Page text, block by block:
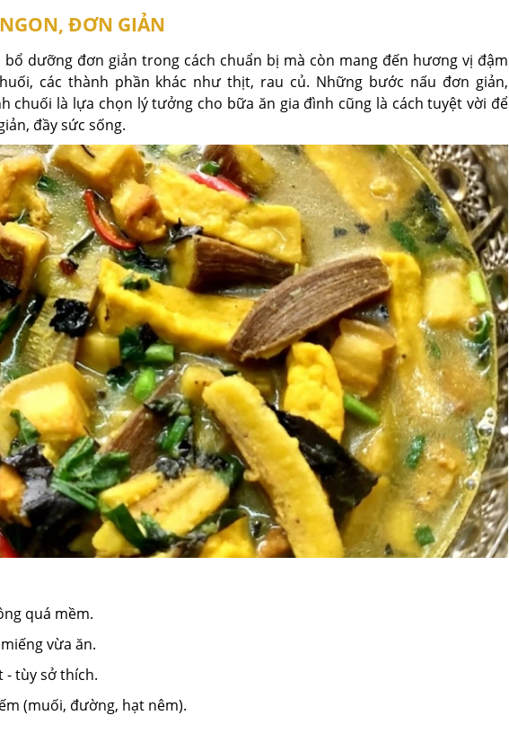
ĐƠN GIẢN
dưỡng đơn giản trong cách chuẩn bị mà còn mang đến hương vị đậm
các thành phần khác như thịt, rau củ. Những bước nấu đơn giản,
chuối là lựa chọn lý tưởng cho bữa ăn gia đình cũng là cách tuyệt vời để
đầy sức sống.
quá mềm.
vừa ăn.
- tùy sở thích.
(muối, đường, hạt nêm).